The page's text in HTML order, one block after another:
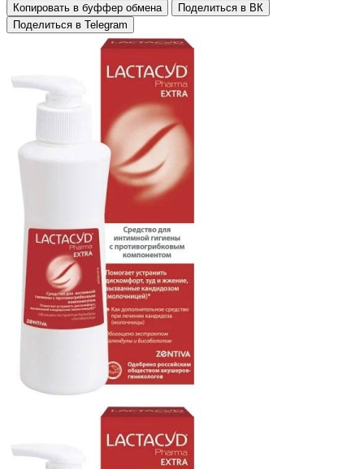
Копировать в буффер обмена
Поделиться в ВК
Поделиться в Telegram